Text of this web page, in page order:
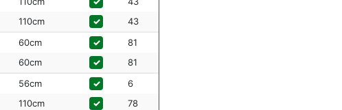
110cm ✓
43
60cm ✓
81
60cm ✓
81
56cm ✓
6
110cm ✓
78